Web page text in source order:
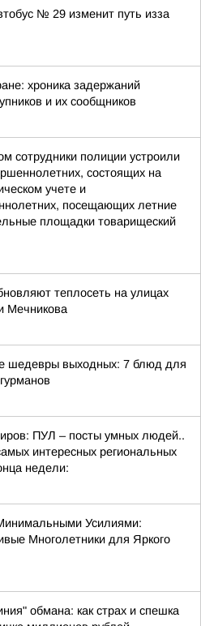
№ 29 изменит путь изза
хроника задержаний
и их сообщников
сотрудники полиции устроили
состоящих на
учете и
посещающих летние
площадки товарищеский
теплосеть на улицах
Мечникова
шедевры выходных: 7 блюд для
ПУЛ – посты умных людей..
интересных региональных
недели:
Усилиями:
Многолетники для Яркого
обмана: как страх и спешка